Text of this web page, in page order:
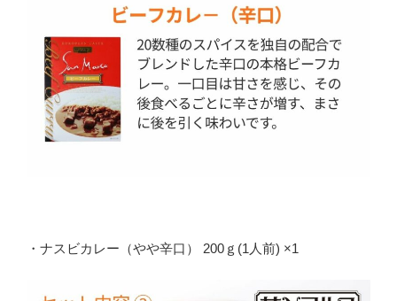
・ナスビカレー（やや辛口） 200ｇ(1人前) ×1